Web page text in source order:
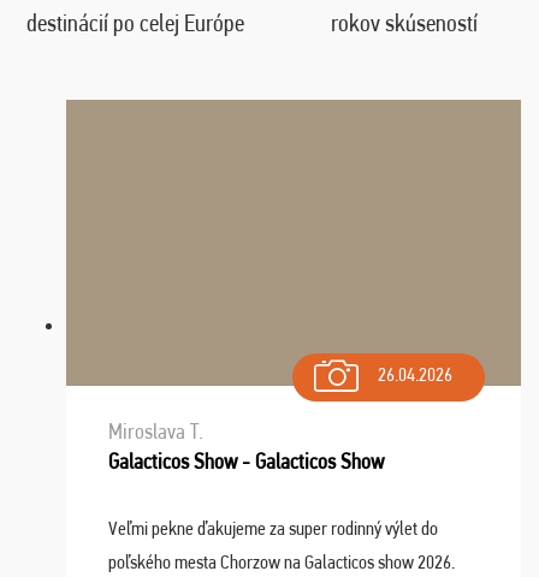
destinácií po celej Európe rokov skúseností
26.04.2026
Miroslava T.
Galacticos Show - Galacticos Show
Veľmi pekne ďakujeme za super rodinný výlet do
poľského mesta Chorzow na Galacticos show 2026.